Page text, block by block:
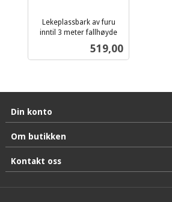
Lekeplassbark av furu
inntil 3 meter fallhøyde
Pris
519,00
Din konto
Om butikken
Kontakt oss